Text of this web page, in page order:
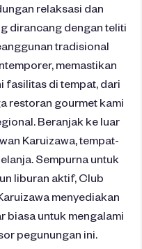
relaksasi dan
dirancang dengan teliti
tradisional
memastikan
fasilitas di tempat, dari
restoran gourmet kami
Beranjak ke luar
Karuizawa, tempat-
Sempurna untuk
liburan aktif, Club
menyediakan
biasa untuk mengalami
pegunungan ini.